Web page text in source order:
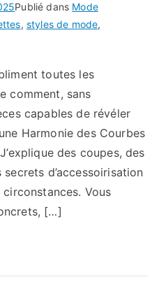
Publié dans Mode
, styles de mode,
toutes les
comment, sans
capables de révéler
Harmonie des Courbes
des coupes, des
d’accessoirisation
Vous
[…]